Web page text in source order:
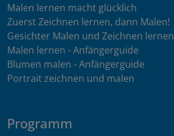
Malen lernen macht glücklich
Zuerst Zeichnen lernen, dann Malen!
Gesichter Malen und Zeichnen lernen
Malen lernen - Anfängerguide
Blumen malen - Anfängerguide
Portrait zeichnen und malen
Programm